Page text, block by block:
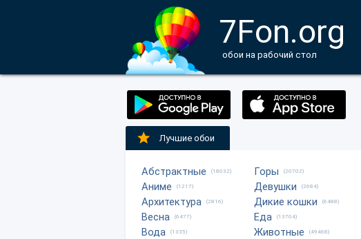
7Fon.org
обои на рабочий стол
Лучшие обои
Абстрактные (18032)
Аниме (1217)
Архитектура (2816)
Весна (6477)
Вода (1335)
Горы (20702)
Девушки (2684)
Дикие кошки (6488)
Еда (13704)
Животные (49468)